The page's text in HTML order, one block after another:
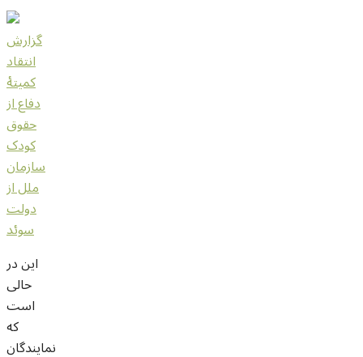
گزارش
انتقاد
کمیتۀ
دفاع از
حقوق
کودک
سازمان
ملل از
دولت
سوئد
این در
حالی
است
که
نمایندگان